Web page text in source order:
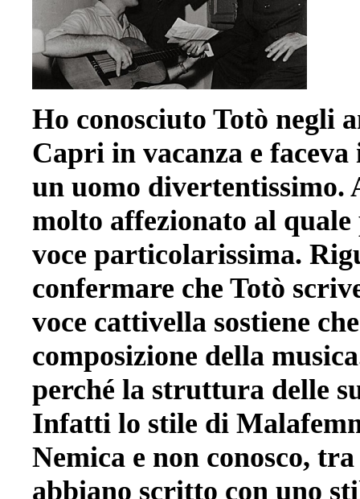
Ho conosciuto Totò negli
Capri in vacanza e
un uomo divertentissimo.
molto affezionato al
voce particolarissima.
confermare che Totò
voce cattivella sostiene
composizione della
perché la struttura delle
Infatti lo stile di
Nemica e non conosco,
abbiano scritto con uno